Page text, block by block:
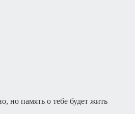
но память о тебе будет жить